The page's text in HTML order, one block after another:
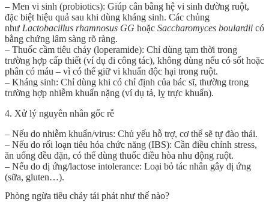
– Men vi sinh (probiotics): Giúp cân bằng hệ vi sinh đường ruột,
đặc biệt hiệu quả sau khi dùng kháng sinh. Các chủng
như Lactobacillus rhamnosus GG hoặc Saccharomyces boulardii có
bằng chứng lâm sàng rõ ràng.
– Thuốc cầm tiêu chảy (loperamide): Chỉ dùng tạm thời trong
trường hợp cấp thiết (ví dụ đi công tác), không dùng nếu có sốt hoặc
phân có máu – vì có thể giữ vi khuẩn độc hại trong ruột.
– Kháng sinh: Chỉ dùng khi có chỉ định của bác sĩ, thường trong
trường hợp nhiễm khuẩn nặng (ví dụ tả, lỵ trực khuẩn).
4. Xử lý nguyên nhân gốc rễ
– Nếu do nhiễm khuẩn/virus: Chủ yếu hỗ trợ, cơ thể sẽ tự đào thải.
– Nếu do rối loạn tiêu hóa chức năng (IBS): Cần điều chỉnh stress,
ăn uống đều đặn, có thể dùng thuốc điều hòa nhu động ruột.
– Nếu do dị ứng/lactose intolerance: Loại bỏ tác nhân gây dị ứng
(sữa, gluten…).
Phòng ngừa tiêu chảy tái phát như thế nào?